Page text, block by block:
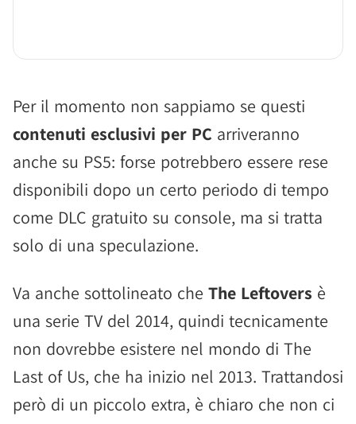
Per il momento non sappiamo se questi
contenuti esclusivi per PC arriveranno
anche su PS5: forse potrebbero essere rese
disponibili dopo un certo periodo di tempo
come DLC gratuito su console, ma si tratta
solo di una speculazione.
Va anche sottolineato che The Leftovers è
una serie TV del 2014, quindi tecnicamente
non dovrebbe esistere nel mondo di The
Last of Us, che ha inizio nel 2013. Trattandosi
però di un piccolo extra, è chiaro che non ci